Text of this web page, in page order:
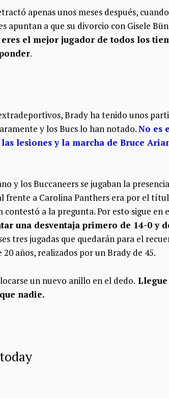
apenas unos meses después,
apuntan a que su divorcio con Gisele
el mejor jugador de todos los
.
Brady ha tenido unos
y los Bucs lo han notado.No es
lesiones y la marcha de Bruce
y los Buccaneers se jugaban la
frente a Carolina Panthers era por el
a la pregunta. Por esto sigue en
una desventaja primero de 14-0 y
tres jugadas que quedarán para el
años, realizados por un Brady de 45.
un nuevo anillo en el dedo.
nadie.
today